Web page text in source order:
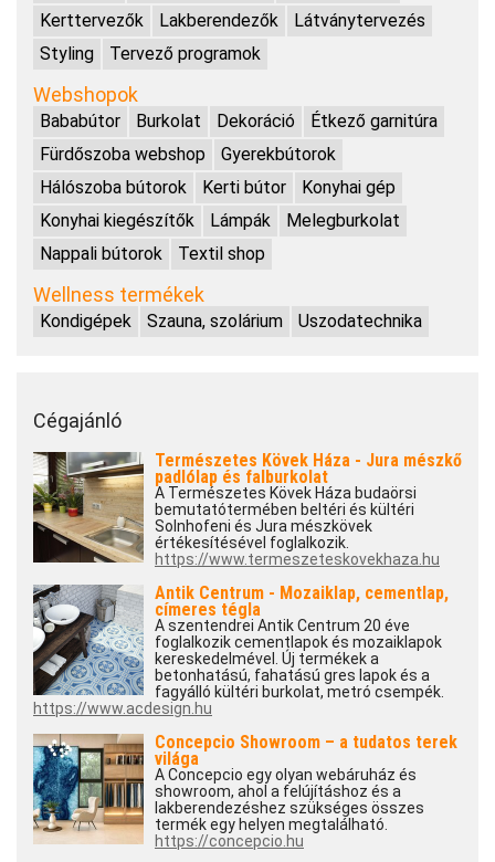
Kerttervezők
Lakberendezők
Látványtervezés
Styling
Tervező programok
Webshopok
Bababútor Burkolat Dekoráció
Étkező garnitúra
Fürdőszoba webshop
Gyerekbútorok
Hálószoba bútorok
Kerti bútor
Konyhai gép
Konyhai kiegészítők
Lámpák
Melegburkolat
Nappali bútorok
Textil shop
Wellness termékek
Kondigépek Szauna, szolárium Uszodatechnika
Cégajánló
Természetes Kövek Háza - Jura mészkő
padlólap és falburkolat
A Természetes Kövek Háza budaörsi
bemutatótermében beltéri és kültéri
Solnhofeni és Jura mészkövek
értékesítésével foglalkozik.
https://www.termeszeteskovekhaza.hu
Antik Centrum - Mozaiklap, cementlap,
címeres tégla
A szentendrei Antik Centrum 20 éve
foglalkozik cementlapok és mozaiklapok
kereskedelmével. Új termékek a
betonhatású, fahatású gres lapok és a
fagyálló kültéri burkolat, metró csempék.
https://www.acdesign.hu
Concepcio Showroom – a tudatos terek
világa
A Concepcio egy olyan webáruház és
showroom, ahol a felújításhoz és a
lakberendezéshez szükséges összes
termék egy helyen megtalálható.
https://concepcio.hu